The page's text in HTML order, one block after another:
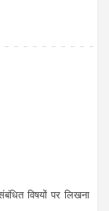
विषयों पर लिखना